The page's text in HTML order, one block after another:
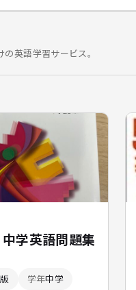
英語学習サービス。
学英語問題集
学年中学